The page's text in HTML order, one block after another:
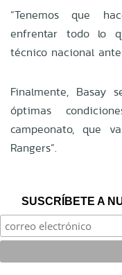
“Tenemos que
enfrentar todo lo
técnico nacional
Finalmente, Basay
óptimas
campeonato, que
Rangers”.
SUSCRÍBETE A